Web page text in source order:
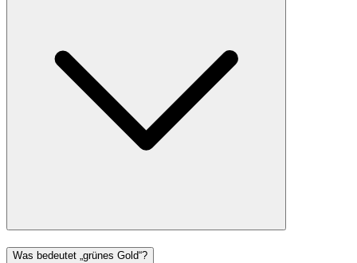
Was bedeutet „grünes Gold“?